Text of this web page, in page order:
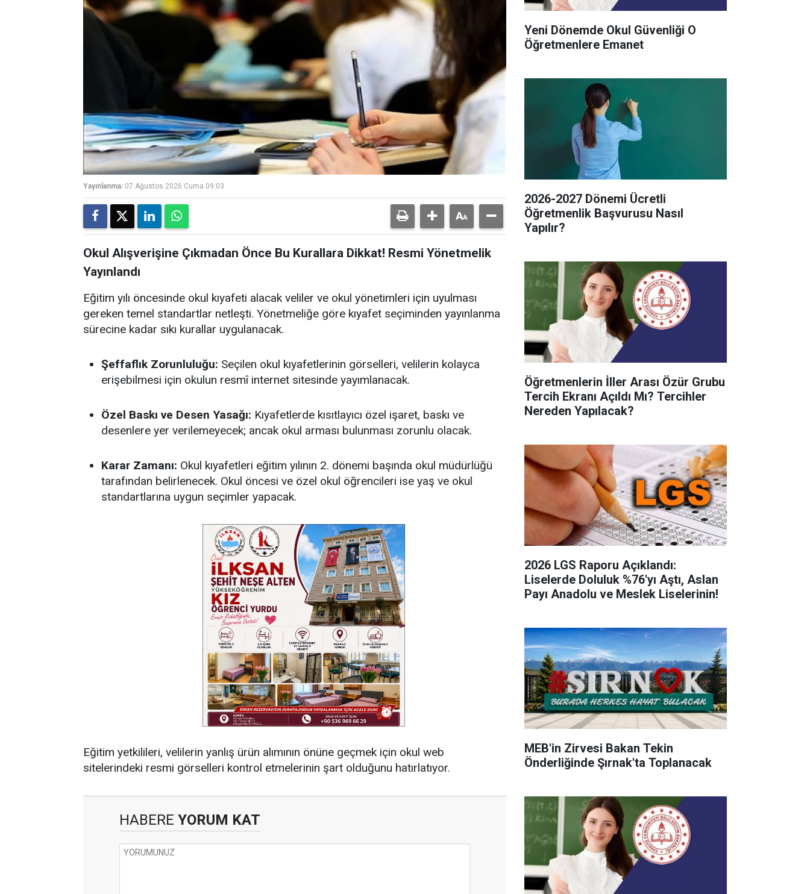
Yayınlanma: 07 Ağustos 2026 Cuma 09:03
Okul Alışverişine Çıkmadan Önce Bu Kurallara Dikkat! Resmi Yönetmelik
Yayınlandı
Eğitim yılı öncesinde okul kıyafeti alacak veliler ve okul yönetimleri için uyulması
gereken temel standartlar netleşti. Yönetmeliğe göre kıyafet seçiminden yayınlanma
sürecine kadar sıkı kurallar uygulanacak.
Şeffaflık Zorunluluğu: Seçilen okul kıyafetlerinin görselleri, velilerin kolayca
erişebilmesi için okulun resmî internet sitesinde yayımlanacak.
Özel Baskı ve Desen Yasağı: Kıyafetlerde kısıtlayıcı özel işaret, baskı ve
desenlere yer verilemeyecek; ancak okul arması bulunması zorunlu olacak.
Karar Zamanı: Okul kıyafetleri eğitim yılının 2. dönemi başında okul müdürlüğü
tarafından belirlenecek. Okul öncesi ve özel okul öğrencileri ise yaş ve okul
standartlarına uygun seçimler yapacak.
Eğitim yetkilileri, velilerin yanlış ürün alımının önüne geçmek için okul web
sitelerindeki resmi görselleri kontrol etmelerinin şart olduğunu hatırlatıyor.
HABERE YORUM KAT
Yeni Dönemde Okul Güvenliği O
Öğretmenlere Emanet
2026-2027 Dönemi Ücretli
Öğretmenlik Başvurusu Nasıl
Yapılır?
Öğretmenlerin İller Arası Özür Grubu
Tercih Ekranı Açıldı Mı? Tercihler
Nereden Yapılacak?
2026 LGS Raporu Açıklandı:
Liselerde Doluluk %76'yı Aştı, Aslan
Payı Anadolu ve Meslek Liselerinin!
MEB'in Zirvesi Bakan Tekin
Önderliğinde Şırnak'ta Toplanacak